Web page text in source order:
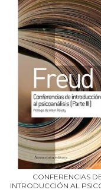
CONFERENCIAS
INTRODUCCIÓN AL